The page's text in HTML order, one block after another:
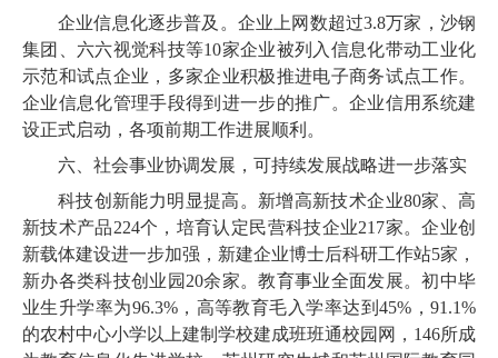
企业信息化逐步普及。企业上网数超过3.8万家，沙钢
集团、六六视觉科技等10家企业被列入信息化带动工业化
示范和试点企业，多家企业积极推进电子商务试点工作。
企业信息化管理手段得到进一步的推广。企业信用系统建
设正式启动，各项前期工作进展顺利。
六、社会事业协调发展，可持续发展战略进一步落实
科技创新能力明显提高。新增高新技术企业80家、高
新技术产品224个，培育认定民营科技企业217家。企业创
新载体建设进一步加强，新建企业博士后科研工作站5家，
新办各类科技创业园20余家。教育事业全面发展。初中毕
业生升学率为96.3%，高等教育毛入学率达到45%，91.1%
的农村中心小学以上建制学校建成班班通校园网，146所成